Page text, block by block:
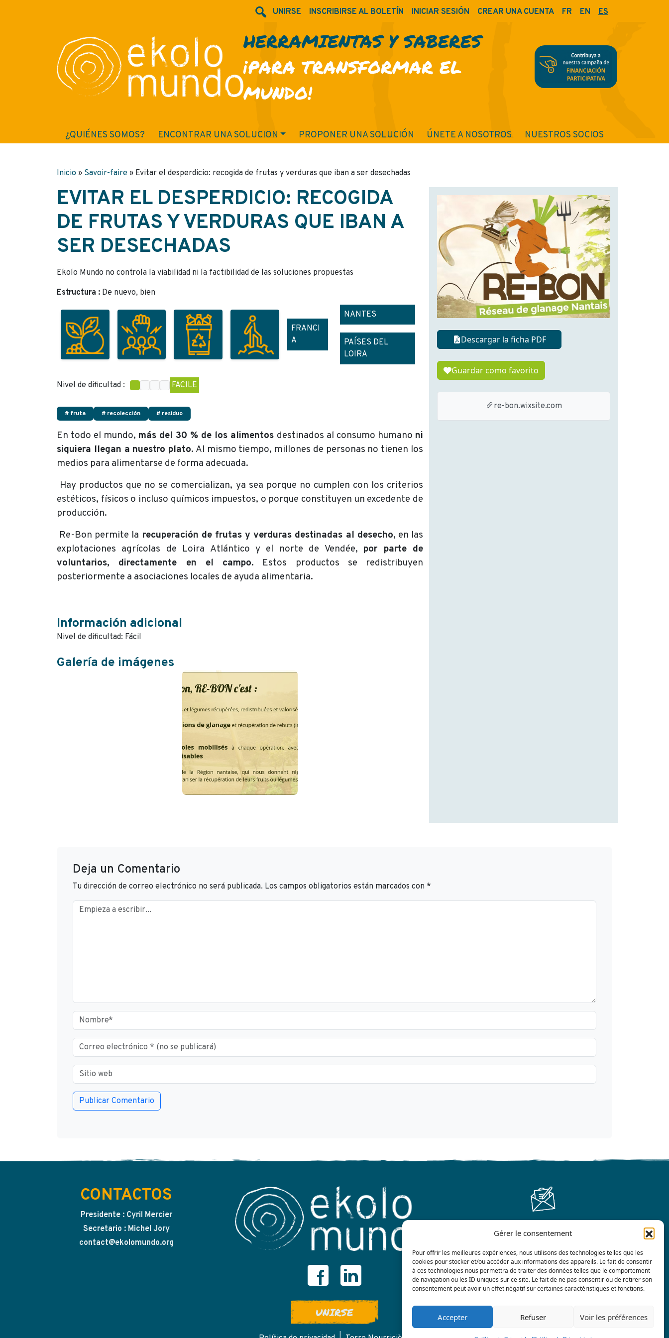
Gérer le consentement
Pour offrir les meilleures expériences, nous utilisons des technologies telles que les
cookies pour stocker et/ou accéder aux informations des appareils. Le fait de consentir
à ces technologies nous permettra de traiter des données telles que le comportement
de navigation ou les ID uniques sur ce site. Le fait de ne pas consentir ou de retirer son
consentement peut avoir un effet négatif sur certaines caractéristiques et fonctions.
Accepter Refuser Voir les préférences
UNIRSE INSCRIBIRSE AL BOLETÍN INICIAR SESIÓN CREAR UNA CUENTA FR EN ES
HERRAMIENTAS Y SABERES
¡PARA TRANSFORMAR EL
MUNDO!
¿QUIÉNES SOMOS? ENCONTRAR UNA SOLUCION PROPONER UNA SOLUCIÓN ÚNETE A NOSOTROS NUESTROS SOCIOS
Inicio » Savoir-faire » Evitar el desperdicio: recogida de frutas y verduras que iban a ser desechadas
EVITAR EL DESPERDICIO: RECOGIDA
DE FRUTAS Y VERDURAS QUE IBAN A
SER DESECHADAS
Ekolo Mundo no controla la viabilidad ni la factibilidad de las soluciones propuestas
Estructura : De nuevo, bien
FRANCI
A
NANTES
PAÍSES DEL
LOIRA
Nivel de dificultad : FACILE
# fruta # recolección # residuo
En todo el mundo, más del 30 % de los alimentos destinados al consumo humano ni
siquiera llegan a nuestro plato. Al mismo tiempo, millones de personas no tienen los
medios para alimentarse de forma adecuada.
Hay productos que no se comercializan, ya sea porque no cumplen con los criterios
estéticos, físicos o incluso químicos impuestos, o porque constituyen un excedente de
producción.
Re-Bon permite la recuperación de frutas y verduras destinadas al desecho, en las
explotaciones agrícolas de Loira Atlántico y el norte de Vendée, por parte de
voluntarios, directamente en el campo. Estos productos se redistribuyen
posteriormente a asociaciones locales de ayuda alimentaria.
Información adicional
Nivel de dificultad: Fácil
Galería de imágenes
Descargar la ficha PDF
Guardar como favorito
re-bon.wixsite.com
Deja un Comentario
Tu dirección de correo electrónico no será publicada. Los campos obligatorios están marcados con *
CONTACTOS
Presidente : Cyril Mercier
Secretario : Michel Jory
contact@ekolomundo.org
UNIRSE
Contáctenos